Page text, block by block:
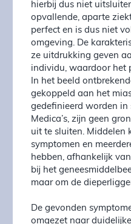
hierbij dus niet
opvallende, aparte
perfect en is dus niet
omgeving. De
ze uitdrukking geven
individu, waardoor het
In het beeld
gekoppeld aan het
gedefinieerd worden in
Medica’s, zijn geen
uit te sluiten. Middelen
symptomen en
hebben, afhankelijk
bij het
maar om de
De gevonden
omgezet naar